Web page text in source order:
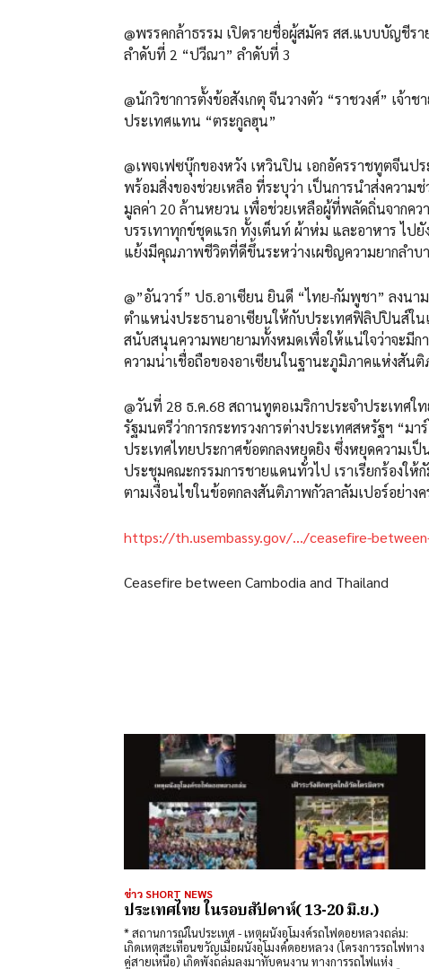
@พรรคกล้าธรรม เปิดรายชื่อผู้สมัคร สส.แบบบัญชี
ลำดับที่ 2 “ปวีณา” ลำดับที่ 3
@นักวิชาการตั้งข้อสังเกตุ จีนวางตัว “ราชวงศ์” เจ้
ประเทศแทน “ตระกูลฮุน”
@เพจเฟซบุ๊กของหวัง เหวินปิน เอกอัครราชทูตจีน
พร้อมสิ่งของช่วยเหลือ ที่ระบุว่า เป็นการนำส่งควา
มูลค่า 20 ล้านหยวน เพื่อช่วยเหลือผู้ที่พลัดถิ่นจากค
บรรเทาทุกข์ชุดแรก ทั้งเต็นท์ ผ้าห่ม และอาหาร ไป
แย้งมีคุณภาพชีวิตที่ดีขึ้นระหว่างเผชิญความยากลำบ
@”อันวาร์” ปธ.อาเซียน ยินดี “ไทย-กัมพูชา” ลงนา
ตำแหน่งประธานอาเซียนให้กับประเทศฟิลิปปินส์ใน
สนับสนุนความพยายามทั้งหมดเพื่อให้แน่ใจว่าจะมี
ความน่าเชื่อถือของอาเซียนในฐานะภูมิภาคแห่งสัน
@วันที่ 28 ธ.ค.68 สถานทูตอเมริกาประจำประเทศ
รัฐมนตรีว่าการกระทรวงการต่างประเทศสหรัฐฯ “ม
ประเทศไทยประกาศข้อตกลงหยุดยิง ซึ่งหยุดความเ
ประชุมคณะกรรมการชายแดนทั่วไป เราเรียกร้อง
ตามเงื่อนไขในข้อตกลงสันติภาพกัวลาลัมเปอร์อย่าง
https://th.usembassy.gov/…/ceasefire-
Ceasefire between Cambodia and Thailand
ข่าว SHORT NEWS
ประเทศไทย ในรอบสัปดาห์( 13-20 มิ.ย.)
​* สถานการณ์ในประเทศ - ​เหตุผนังอุโมงค์รถไฟดอยหลวงถล่ม:
เกิดเหตุสะเทือนขวัญเมื่อผนังอุโมงค์ดอยหลวง (โครงการรถไฟทาง
คู่สายเหนือ) เกิดพังถล่มลงมาทับคนงาน ทางการรถไฟแห่ง